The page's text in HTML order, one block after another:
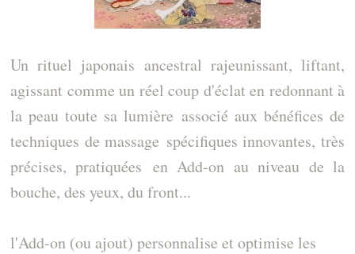
Un rituel japonais ancestral rajeunissant, liftant,
agissant comme un réel coup d'éclat en redonnant à
la peau toute sa lumière associé aux bénéfices de
techniques de massage spécifiques innovantes, très
précises, pratiquées en Add-on au niveau de la
bouche, des yeux, du front...
l'Add-on (ou ajout) personnalise et optimise les